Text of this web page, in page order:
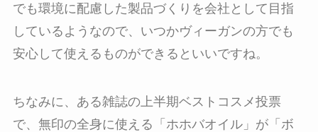
でも環境に配慮した製品づくりを会社として目指
しているようなので、いつかヴィーガンの方でも
安心して使えるものができるといいですね。
ちなみに、ある雑誌の上半期ベストコスメ投票
で、無印の全身に使える「ホホバオイル」が「ボ